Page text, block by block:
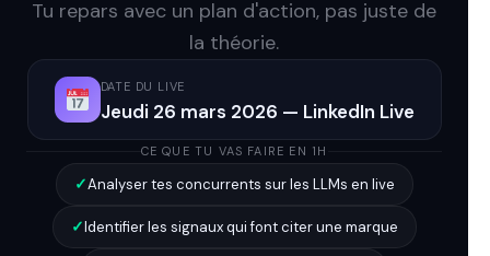
Tu repars avec un plan d'action, pas juste de
la théorie.
DATE DU LIVE
Jeudi 26 mars 2026 — LinkedIn Live
CE QUE TU VAS FAIRE EN 1H
✓Analyser tes concurrents sur les LLMs en live
✓Identifier les signaux qui font citer une marque